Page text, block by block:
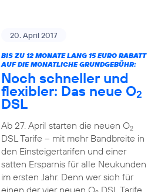
20. April 2017
BIS ZU 12 MONATE LANG 15 EURO RABATT
AUF DIE MONATLICHE GRUNDGEBÜHR:
Noch schneller und
flexibler: Das neue O2
DSL
Ab 27. April starten die neuen O2
DSL Tarife – mit mehr Bandbreite in
den Einsteigertarifen und einer
satten Ersparnis für alle Neukunden
im ersten Jahr. Denn wer sich für
einen der vier neuen O DSL Tarife